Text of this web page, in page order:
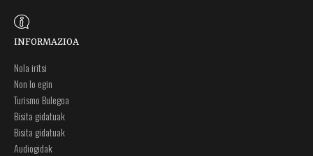
INFORMAZIOA
Nola iritsi
Non lo egin
Turismo Bulegoa
Bisita gidatuak
Bisita gidatuak
Audiogidak